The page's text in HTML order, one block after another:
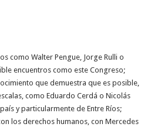
como Walter Pengue, Jorge Rulli o
encuentros como este Congreso;
que demuestra que es posible,
como Eduardo Cerdá o Nicolás
y particularmente de Entre Ríos;
los derechos humanos, con Mercedes